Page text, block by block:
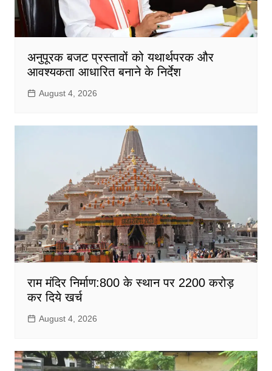
अनुपूरक बजट प्रस्तावों को यथार्थपरक और
आवश्यकता आधारित बनाने के निर्देश
August 4, 2026
राम मंदिर निर्माण:800 के स्थान पर 2200 करोड़
कर दिये खर्च
August 4, 2026